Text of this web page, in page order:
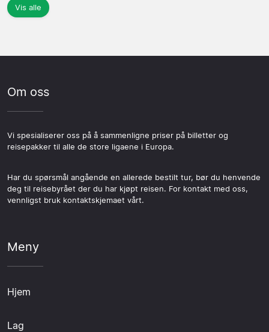
Vis alle
Om oss
Vi spesialiserer oss på å sammenligne priser på billetter og
reisepakker til alle de store ligaene i Europa.
Har du spørsmål angående en allerede bestilt tur, bør du henvende
deg til reisebyrået der du har kjøpt reisen. For kontakt med oss,
vennligst bruk kontaktskjemaet vårt.
Meny
Hjem
Lag